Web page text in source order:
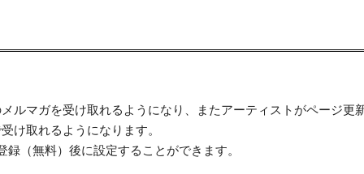
ルマガを受け取れるようになり、またアーティストがページ更
け取れるようになります。
（無料）後に設定することができます。